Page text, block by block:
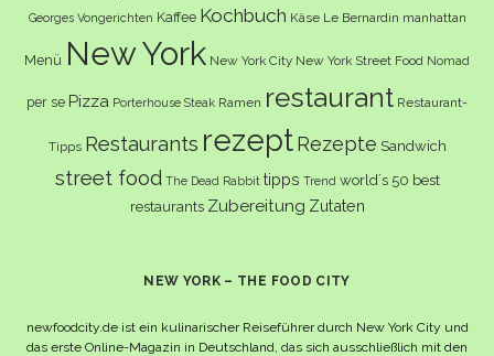
Georges Vongerichten Kaffee Kochbuch Käse Le Bernardin manhattan
Menü New York New York City New York Street Food Nomad
per se Pizza Porterhouse Steak Ramen restaurant Restaurant-
Tipps Restaurants rezept Rezepte Sandwich
street food The Dead Rabbit tipps Trend world´s 50 best
restaurants Zubereitung Zutaten
NEW YORK – THE FOOD CITY
newfoodcity.de ist ein kulinarischer Reiseführer durch New York City und
das erste Online-Magazin in Deutschland, das sich ausschließlich mit den